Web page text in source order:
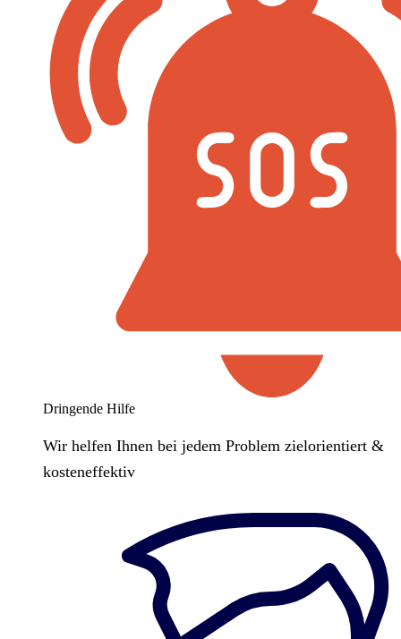
Dringende Hilfe
Wir helfen Ihnen bei jedem Problem zielorientiert &
kosteneffektiv